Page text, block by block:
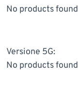
No products
Versione 5G:
No products